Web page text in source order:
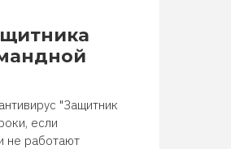
"Защитник
если
не работают